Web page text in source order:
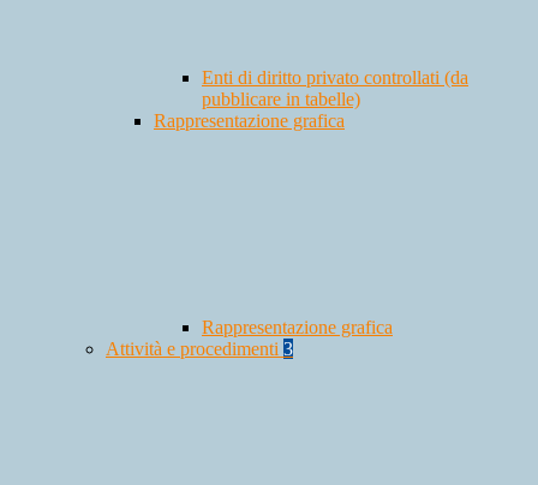
Enti di diritto privato controllati (da
pubblicare in tabelle)
Rappresentazione grafica
Rappresentazione grafica
Attività e procedimenti 3